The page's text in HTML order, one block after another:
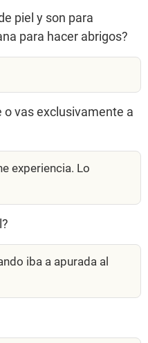
piel y son para
para hacer abrigos?
o vas exclusivamente a
experiencia. Lo
iba a apurada al